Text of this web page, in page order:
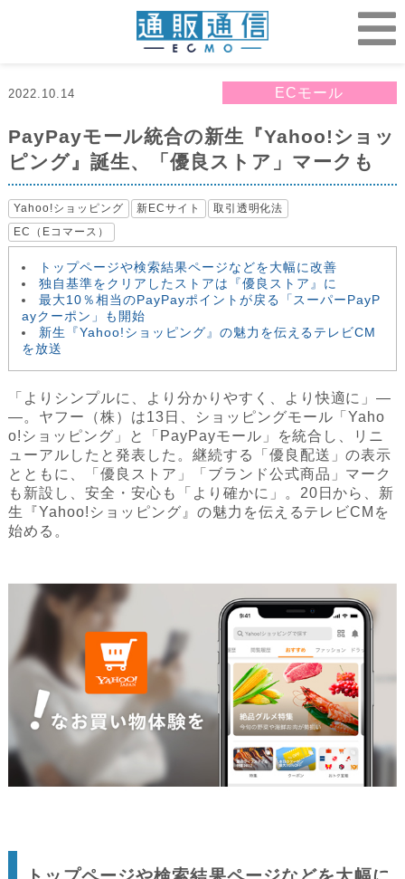
2022.10.14 ECモール
PayPayモール統合の新生『Yahoo!ショッ
ピング』誕生、「優良ストア」マークも
Yahoo!ショッピング 新ECサイト
取引透明化法
EC（Eコマース）
トップページや検索結果ページなどを大幅に改善
独自基準をクリアしたストアは『優良ストア』に
最大10％相当のPayPayポイントが戻る「スーパーPayP
ayクーポン」も開始
新生『Yahoo!ショッピング』の魅力を伝えるテレビCM
を放送
「よりシンプルに、より分かりやすく、より快適に」―
―。ヤフー（株）は13日、ショッピングモール「Yaho
o!ショッピング」と「PayPayモール」を統合し、リニ
ューアルしたと発表した。継続する「優良配送」の表示
とともに、「優良ストア」「ブランド公式商品」マーク
も新設し、安全・安心も「より確かに」。20日から、新
生『Yahoo!ショッピング』の魅力を伝えるテレビCMを
始める。